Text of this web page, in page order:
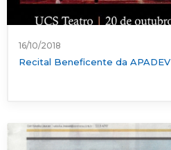
16/10/2018
Recital Beneficente da APADEV